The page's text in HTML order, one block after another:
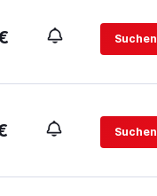
Suchen
Suchen